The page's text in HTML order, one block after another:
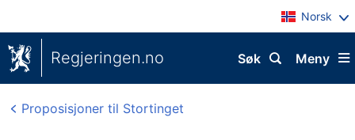
Norsk
Regjeringen.no Meny
Søk
Proposisjoner til Stortinget